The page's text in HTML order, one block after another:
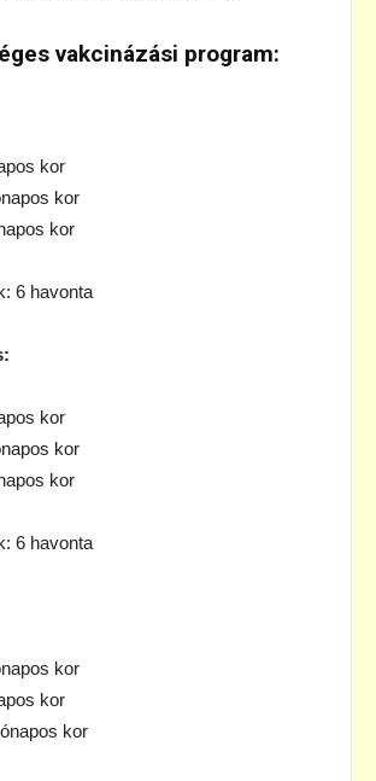
vakcinázási program:
kor
kor
kor
6 havonta
kor
kor
kor
6 havonta
kor
kor
kor